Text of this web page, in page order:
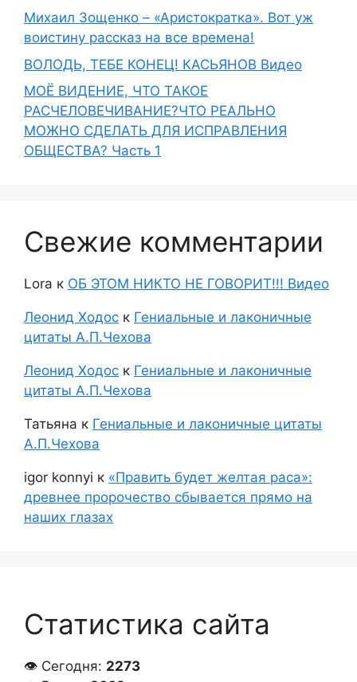
Михаил Зощенко – «Аристократка». Вот уж
воистину рассказ на все времена!
ВОЛОДЬ, ТЕБЕ КОНЕЦ! КАСЬЯНОВ Видео
МОЁ ВИДЕНИЕ, ЧТО ТАКОЕ
РАСЧЕЛОВЕЧИВАНИЕ?ЧТО РЕАЛЬНО
МОЖНО СДЕЛАТЬ ДЛЯ ИСПРАВЛЕНИЯ
ОБЩЕСТВА? Часть 1
Свежие комментарии
Lora к ОБ ЭТОМ НИКТО НЕ ГОВОРИТ!!! Видео
Леонид Ходос к Гениальные и лаконичные
цитаты А.П.Чехова
Леонид Ходос к Гениальные и лаконичные
цитаты А.П.Чехова
Татьяна к Гениальные и лаконичные цитаты
А.П.Чехова
igor konnyi к «Править будет желтая раса»:
древнее пророчество сбывается прямо на
наших глазах
Статистика сайта
👁 Сегодня: 2273